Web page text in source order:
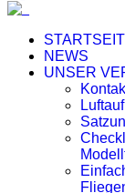
NEWS
UNSER